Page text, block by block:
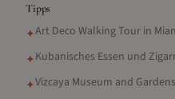
Tipps
✦Art Deco Walking Tour in
✦Kubanisches Essen und
✦Vizcaya Museum and